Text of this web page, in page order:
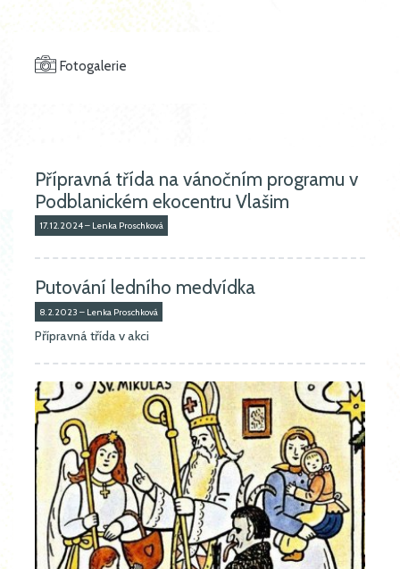
Fotogalerie
Přípravná třída na vánočním programu v
Podblanickém ekocentru Vlašim
17.12.2024 – Lenka Proschková
Putování ledního medvídka
8.2.2023 – Lenka Proschková
Přípravná třída v akci